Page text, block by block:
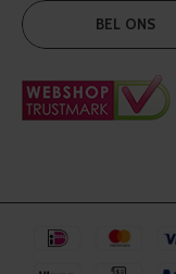
BEL ONS